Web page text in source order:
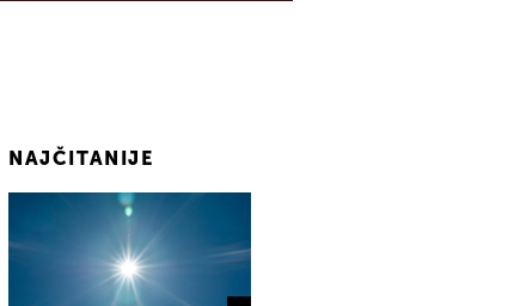
NAJČITANIJE